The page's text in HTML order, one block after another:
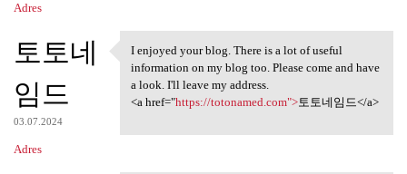
Adres
토토네
임드
03.07.2024
Adres
I enjoyed your blog. There is
I enjoyed your blog. There is a lot of useful
information on my blog too. Please come and have
a look. I'll leave my address.
<a href="https://totonamed.com">토토네임드</a>